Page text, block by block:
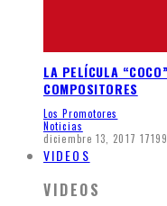
LA PELÍCULA
COMPOSITORES
Los Promotores
Noticias
diciembre 13, 2017 17199
VIDEOS
VIDEOS